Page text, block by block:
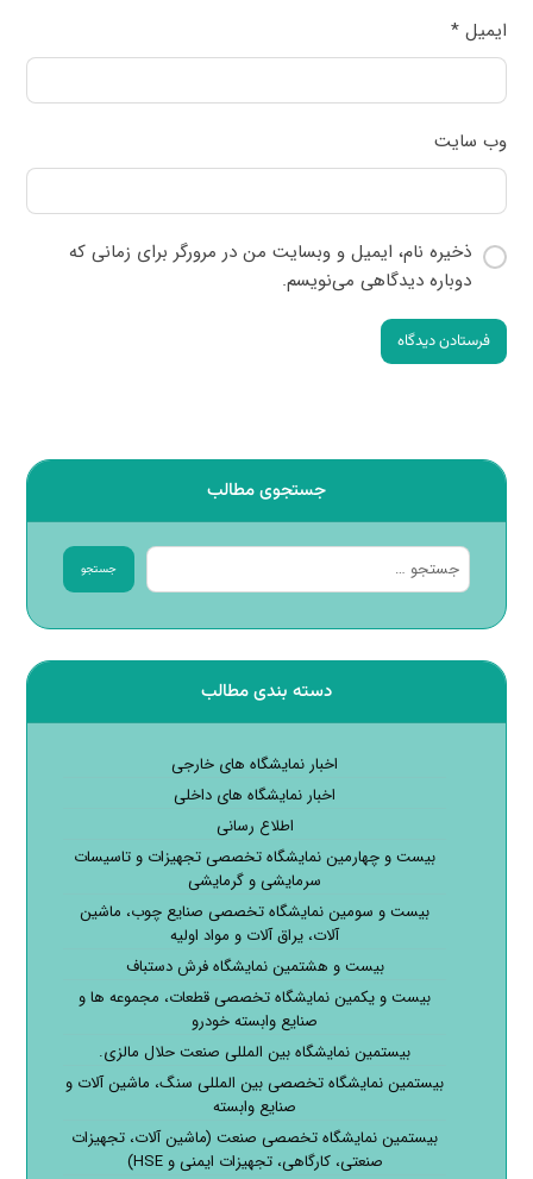
ایمیل*
وب‌ سایت
ذخیره نام، ایمیل و وبسایت من در مرورگر برای زمانی که
دوباره دیدگاهی می‌نویسم.
فرستادن دیدگاه
جستجوی مطالب
جستجو
دسته بندی مطالب
اخبار نمایشگاه های خارجی
اخبار نمایشگاه های داخلی
اطلاع رسانی
بیست و چهارمین نمایشگاه تخصصی تجهیزات و تاسیسات
سرمایشی و گرمایشی
بیست و سومین نمایشگاه تخصصی صنایع چوب، ماشین
آلات، یراق آلات و مواد اولیه
بیست و هشتمین نمایشگاه فرش دستباف
بیست و یکمین نمایشگاه تخصصی قطعات، مجموعه ها و
صنایع وابسته خودرو
بیستمین نمایشگاه بین المللی صنعت حلال مالزی.
بیستمین نمایشگاه تخصصی بین المللی سنگ، ماشین آلات و
صنایع وابسته
بیستمین نمایشگاه تخصصی صنعت (ماشین آلات، تجهیزات
صنعتی، کارگاهی، تجهیزات ایمنی و HSE)